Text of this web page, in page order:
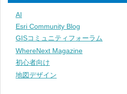
AI
Esri Community Blog
GISコミュニティフォーラム
WhereNext Magazine
初心者向け
地図デザイン